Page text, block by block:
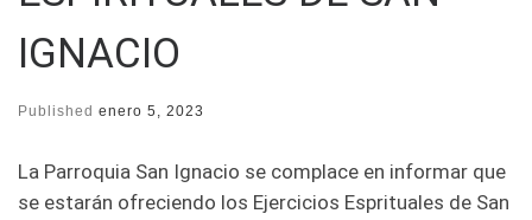
IGNACIO
Published enero 5, 2023
La Parroquia San Ignacio se complace en informar que
se estarán ofreciendo los Ejercicios Esprituales de San